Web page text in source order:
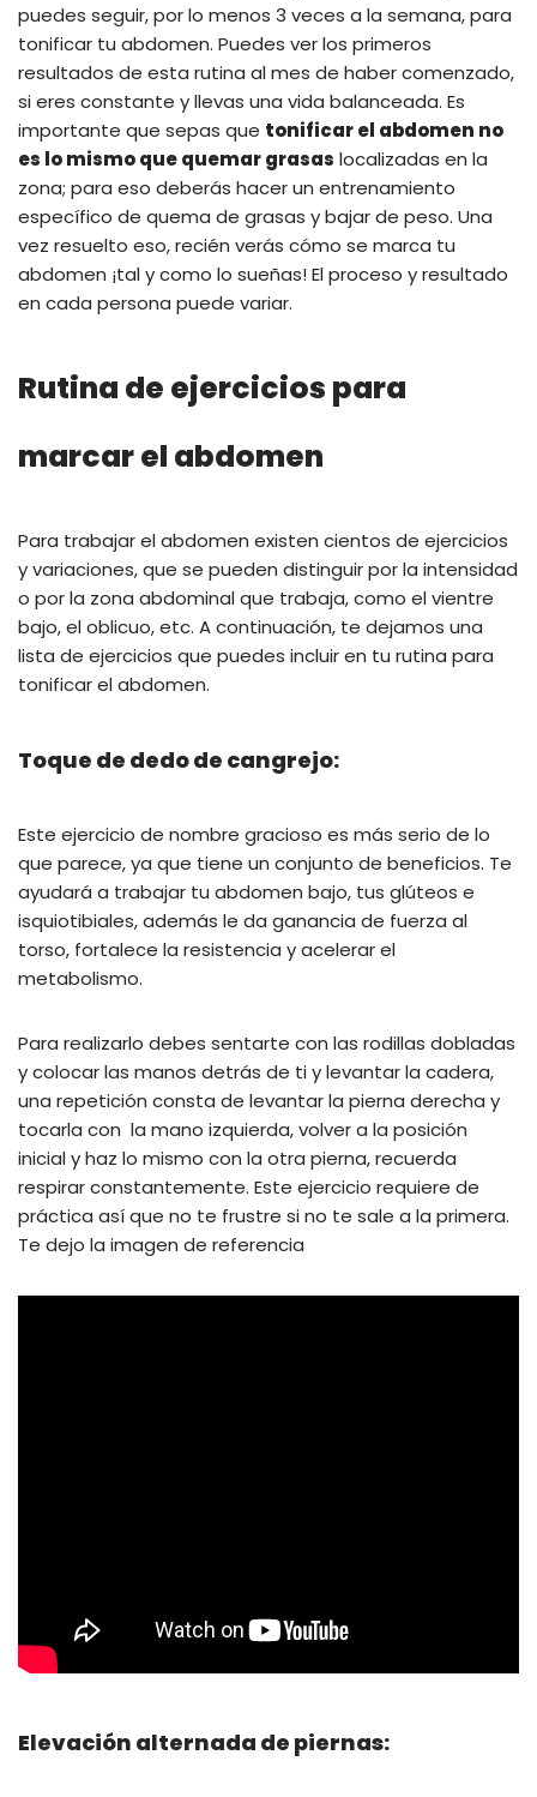
puedes seguir, por lo menos 3 veces a la semana, para
tonificar tu abdomen. Puedes ver los primeros
resultados de esta rutina al mes de haber comenzado,
si eres constante y llevas una vida balanceada. Es
importante que sepas que tonificar el abdomen no
es lo mismo que quemar grasas localizadas en la
zona; para eso deberás hacer un entrenamiento
específico de quema de grasas y bajar de peso. Una
vez resuelto eso, recién verás cómo se marca tu
abdomen ¡tal y como lo sueñas! El proceso y resultado
en cada persona puede variar.
Rutina de ejercicios para
marcar el abdomen
Para trabajar el abdomen existen cientos de ejercicios
y variaciones, que se pueden distinguir por la intensidad
o por la zona abdominal que trabaja, como el vientre
bajo, el oblicuo, etc. A continuación, te dejamos una
lista de ejercicios que puedes incluir en tu rutina para
tonificar el abdomen.
Toque de dedo de cangrejo:
Este ejercicio de nombre gracioso es más serio de lo
que parece, ya que tiene un conjunto de beneficios. Te
ayudará a trabajar tu abdomen bajo, tus glúteos e
isquiotibiales, además le da ganancia de fuerza al
torso, fortalece la resistencia y acelerar el
metabolismo.
Para realizarlo debes sentarte con las rodillas dobladas
y colocar las manos detrás de ti y levantar la cadera,
una repetición consta de levantar la pierna derecha y
tocarla con la mano izquierda, volver a la posición
inicial y haz lo mismo con la otra pierna, recuerda
respirar constantemente. Este ejercicio requiere de
práctica así que no te frustre si no te sale a la primera.
Te dejo la imagen de referencia
Elevación alternada de piernas: